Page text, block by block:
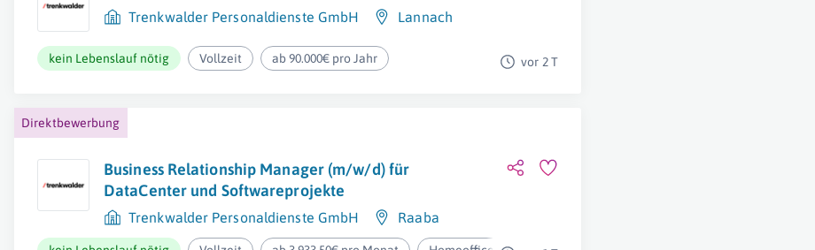
Trenkwalder Personaldienste GmbH Lannach
kein Lebenslauf nötig Vollzeit ab 90.000€ pro Jahr vor 2 T
Direktbewerbung
Business Relationship Manager (m/w/d) für
DataCenter und Softwareprojekte
Trenkwalder Personaldienste GmbH Raaba